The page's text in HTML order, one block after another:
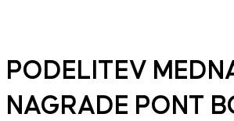
PODELITEV
NAGRADE PONT